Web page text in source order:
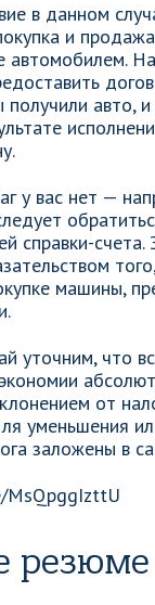
в данном
и
авто,
у вас нет —
справки-
машины,
уточним, что
от
уменьшения
заложены в
MsQpggIzttU
резюме